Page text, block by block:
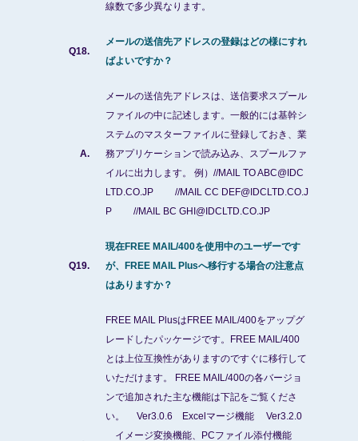
線数で多少異なります。
Q18.
メールの送信先アドレスの登録はどの様にすれ
ばよいですか？
A.
メールの送信先アドレスは、送信要求スプール
ファイルの中に記述します。一般的には基幹シ
ステムのマスターファイルに登録しておき、業
務アプリケーションで読み込み、スプールファ
イルに出力します。 例）//MAIL TO ABC@IDC
LTD.CO.JP //MAIL CC DEF@IDCLTD.CO.J
P //MAIL BC GHI@IDCLTD.CO.JP
Q19.
現在FREE MAIL/400を使用中のユーザーです
が、FREE MAIL Plusへ移行する場合の注意点
はありますか？
FREE MAIL PlusはFREE MAIL/400をアップグ
レードしたパッケージです。FREE MAIL/400
とは上位互換性がありますのですぐに移行して
いただけます。 FREE MAIL/400の各バージョ
ンで追加された主な機能は下記をご覧くださ
い。 Ver3.0.6 Excelマージ機能 Ver3.2.0
イメージ変換機能、PCファイル添付機能